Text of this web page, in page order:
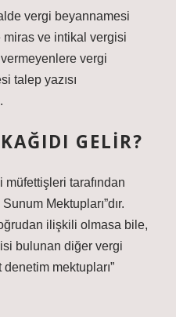
vergi beyannamesi
ve intikal vergisi
vergi
talep yazısı
GELIR?
tarafından
Mektupları”dır.
ilişkili olmasa bile,
bulunan diğer vergi
mektupları”